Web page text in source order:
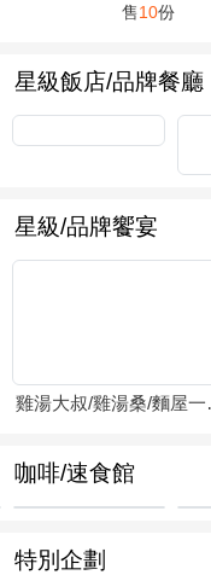
售10份
星級飯店/品牌餐廳
星級/品牌饗宴
雞
咖啡/速食館
特別企劃